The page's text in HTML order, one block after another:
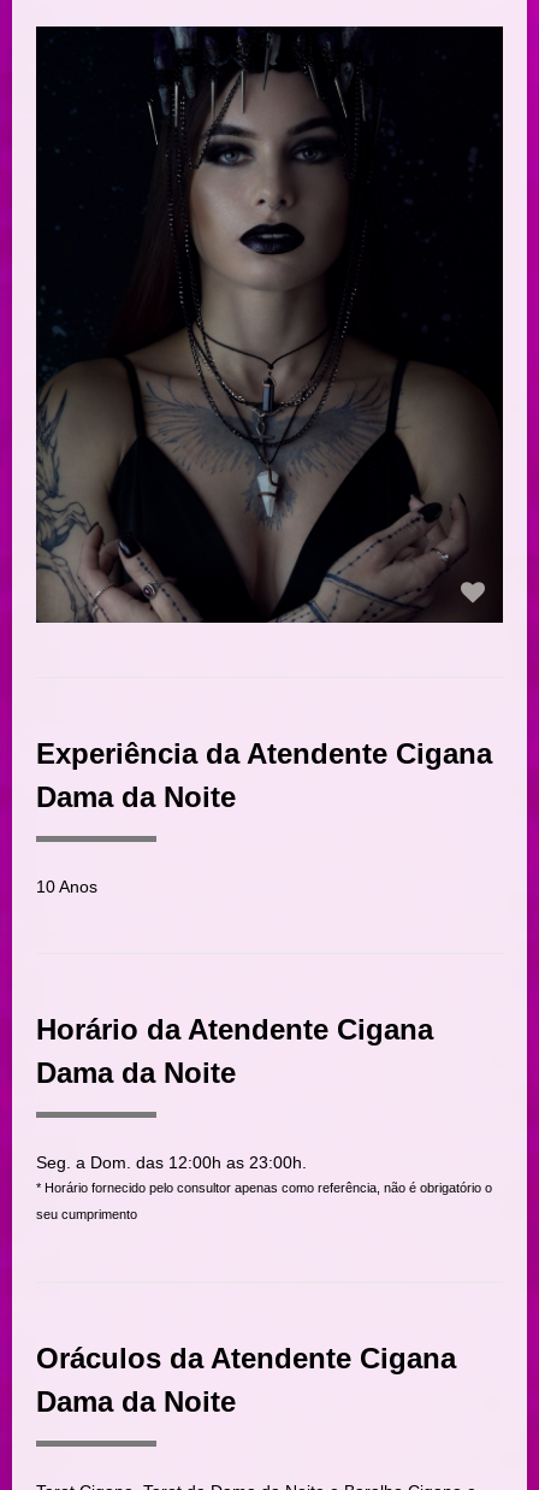
Experiência da Atendente Cigana
Dama da Noite
10 Anos
Horário da Atendente Cigana
Dama da Noite
Seg. a Dom. das 12:00h as 23:00h.
* Horário fornecido pelo consultor apenas como referência, não é obrigatório o
seu cumprimento
Oráculos da Atendente Cigana
Dama da Noite